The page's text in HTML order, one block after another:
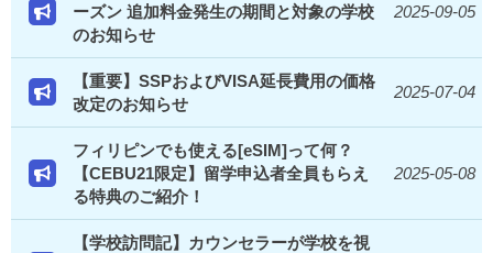
ーズン 追加料金発生の期間と対象の学校
のお知らせ
2025-09-05
【重要】SSPおよびVISA延長費用の価格
改定のお知らせ
2025-07-04
フィリピンでも使える[eSIM]って何？
【CEBU21限定】留学申込者全員もらえ
る特典のご紹介！
2025-05-08
【学校訪問記】カウンセラーが学校を視